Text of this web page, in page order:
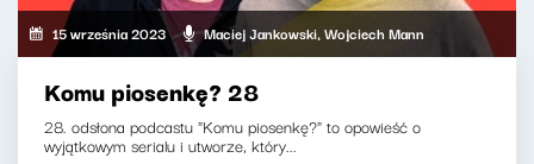
15 września 2023 Maciej Jankowski, Wojciech Mann
Komu piosenkę? 28
28. odsłona podcastu "Komu piosenkę?" to opowieść o
wyjątkowym serialu i utworze, który...